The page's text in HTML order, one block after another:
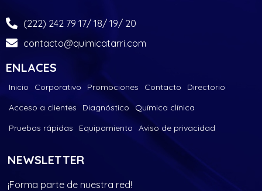
(222) 242 79 17/ 18/ 19/ 20
contacto@quimicatarri.com
ENLACES
Inicio Corporativo Promociones Contacto
Directorio
Acceso a clientes
Diagnóstico
Química clínica
Pruebas rápidas
Equipamiento Aviso de privacidad
NEWSLETTER
¡Forma parte de nuestra red!